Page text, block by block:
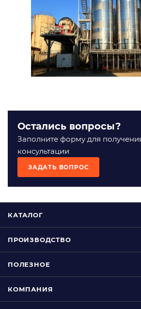
Остались вопросы?
Заполните форму для
консультации
ЗАДАТЬ ВОПРОС
КАТАЛОГ
ПРОИЗВОДСТВО
ПОЛЕЗНОЕ
КОМПАНИЯ